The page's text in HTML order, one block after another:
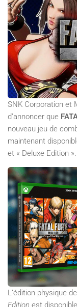
SNK Corporation et
d’annoncer que
nouveau jeu de
maintenant
et « Deluxe Edition ».
L’édition physique de
Edition est